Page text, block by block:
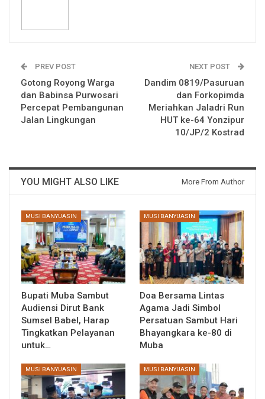
PREV POST
Gotong Royong Warga
dan Babinsa Purwosari
Percepat Pembangunan
Jalan Lingkungan
NEXT POST
Dandim 0819/Pasuruan
dan Forkopimda
Meriahkan Jaladri Run
HUT ke-64 Yonzipur
10/JP/2 Kostrad
YOU MIGHT ALSO LIKE More From Author
MUSI BANYUASIN
Bupati Muba Sambut
Audiensi Dirut Bank
Sumsel Babel, Harap
Tingkatkan Pelayanan
untuk…
MUSI BANYUASIN
Doa Bersama Lintas
Agama Jadi Simbol
Persatuan Sambut Hari
Bhayangkara ke-80 di
Muba
MUSI BANYUASIN MUSI BANYUASIN